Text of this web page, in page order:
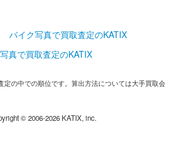
バイク写真で買取査定のKATIX
真で買取査定のKATIX
定の中での順位です。算出方法については大手買取会
©2006-2026KATIX, inc.